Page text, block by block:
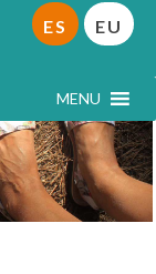
MENU
ES EU